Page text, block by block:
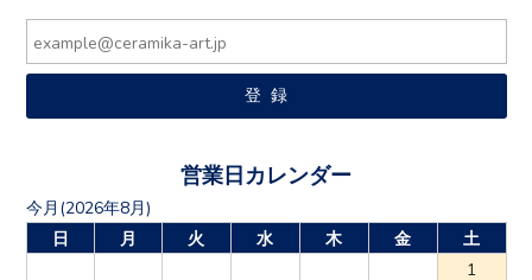
営業日カレンダー
今月(2026年8月)
日
月 火 水 木 金
土
1